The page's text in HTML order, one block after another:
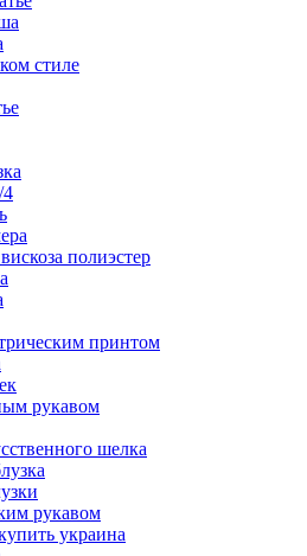
стиле
4
полиэстер
принтом
рукавом
шелка
рукавом
украина